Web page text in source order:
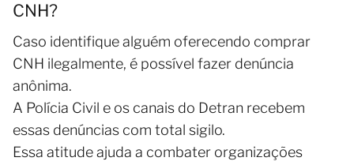
CNH?
Caso identifique alguém oferecendo comprar
CNH ilegalmente, é possível fazer denúncia
anônima.
A Polícia Civil e os canais do Detran recebem
essas denúncias com total sigilo.
Essa atitude ajuda a combater organizações